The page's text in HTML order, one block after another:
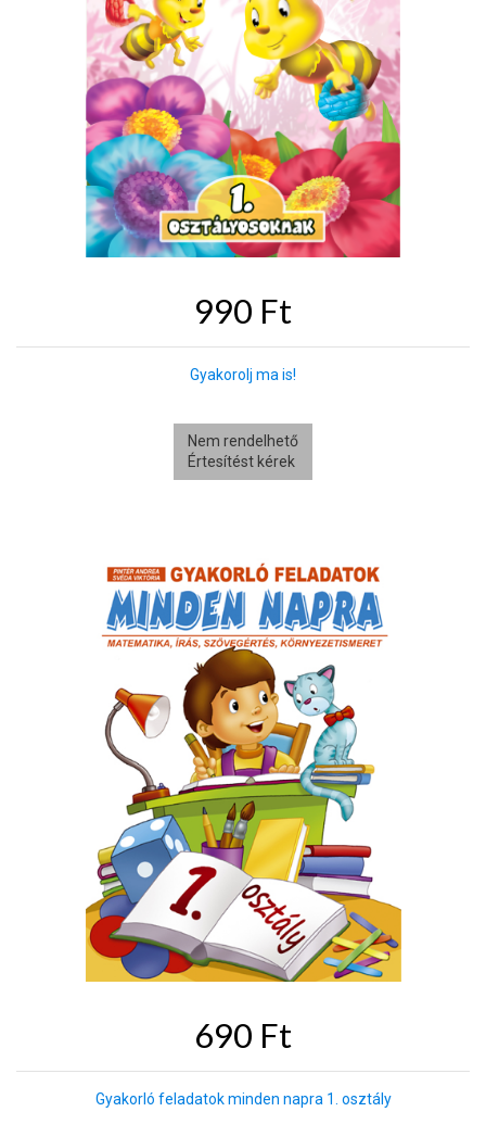
990 Ft
Gyakorolj ma is!
Nem rendelhető
Értesítést kérek
690 Ft
Gyakorló feladatok minden napra 1. osztály